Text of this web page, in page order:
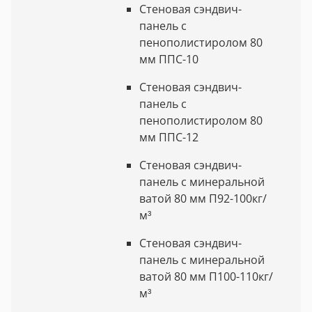
Стеновая сэндвич-
панель с
пенополистиролом 80
мм ППС-10
Стеновая сэндвич-
панель с
пенополистиролом 80
мм ППС-12
Стеновая сэндвич-
панель с минеральной
ватой 80 мм П92-100кг/
м³
Стеновая сэндвич-
панель с минеральной
ватой 80 мм П100-110кг/
м³